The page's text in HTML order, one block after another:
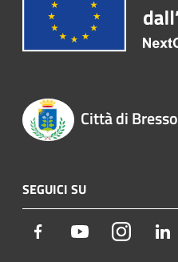
Città di Bresso
SEGUICI SU
Facebook YoutubeInstagram